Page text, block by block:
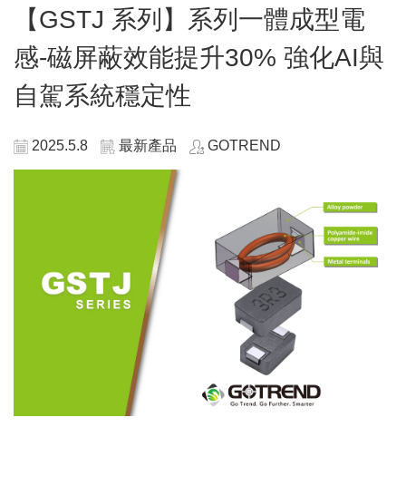
【GSTJ 系列】系列一體成型電
感-磁屏蔽效能提升30% 強化AI與
自駕系統穩定性
2025.5.8 最新產品 GOTREND